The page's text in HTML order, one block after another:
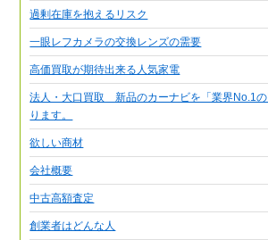
過剰在庫を抱えるリスク
一眼レフカメラの交換レンズの需要
高価買取が期待出来る人気家電
法人・大口買取 新品のカーナビを「業界No.1
ります。
欲しい商材
会社概要
中古高額査定
創業者はどんな人